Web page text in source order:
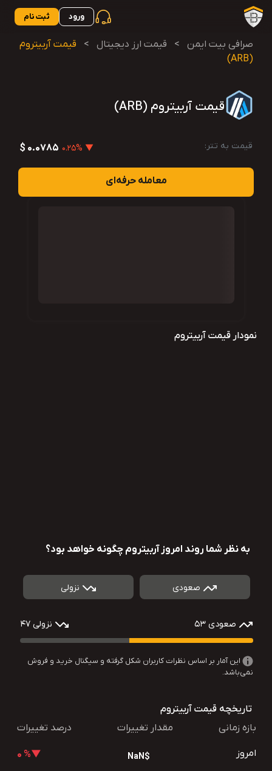
ورود ثبت نام
صرافی بیت ایمن > قیمت ارز دیجیتال >
قیمت آربیتروم
(ARB)
قیمت آربیتروم (ARB)
قیمت به تتر: ▼ 0.25%
0.0785 $
معامله حرفه‌ای
نمودار قیمت آربیتروم
به نظر شما روند امروز آربیتروم چگونه خواهد بود؟
صعودی نزولی
صعودی 53 نزولی 47
این آمار بر اساس نظرات کاربران شکل گرفته و سیگنال خرید و فروش
نمی‌باشد.
تاریخچه قیمت آربیتروم
بازه زمانی
مقدار تغییرات درصد تغییرات
امروز $NaN
▼% 0